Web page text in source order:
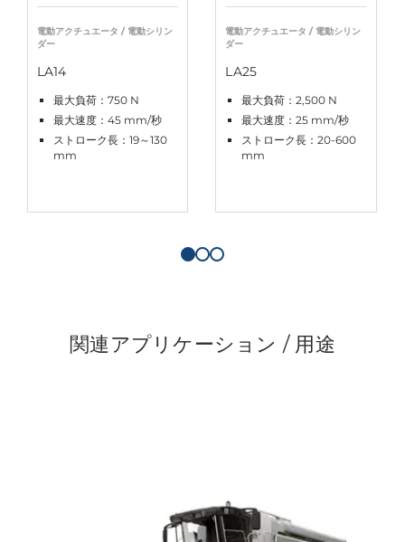
電動アクチュエータ / 電動シリン
ダー
LA14
最大負荷：750 N
最大速度：45 mm/秒
ストローク長：19～130
mm
電動アクチュエータ / 電動シリン
ダー
LA25
最大負荷：2,500 N
最大速度：25 mm/秒
ストローク長：20-600
mm
関連アプリケーション / 用途